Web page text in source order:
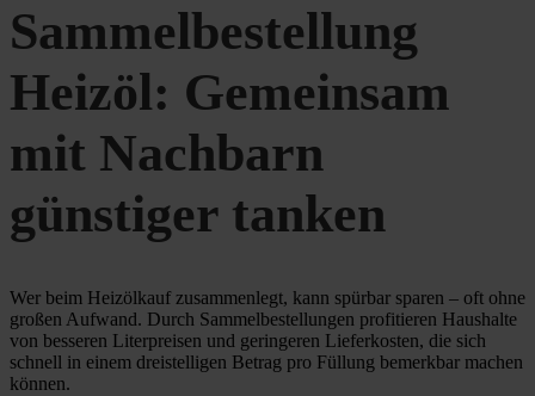
Sammelbestellung
Heizöl: Gemeinsam
mit Nachbarn
günstiger tanken
Wer beim Heizölkauf zusammenlegt, kann spürbar sparen – oft ohne
großen Aufwand. Durch Sammelbestellungen profitieren Haushalte
von besseren Literpreisen und geringeren Lieferkosten, die sich
schnell in einem dreistelligen Betrag pro Füllung bemerkbar machen
können.